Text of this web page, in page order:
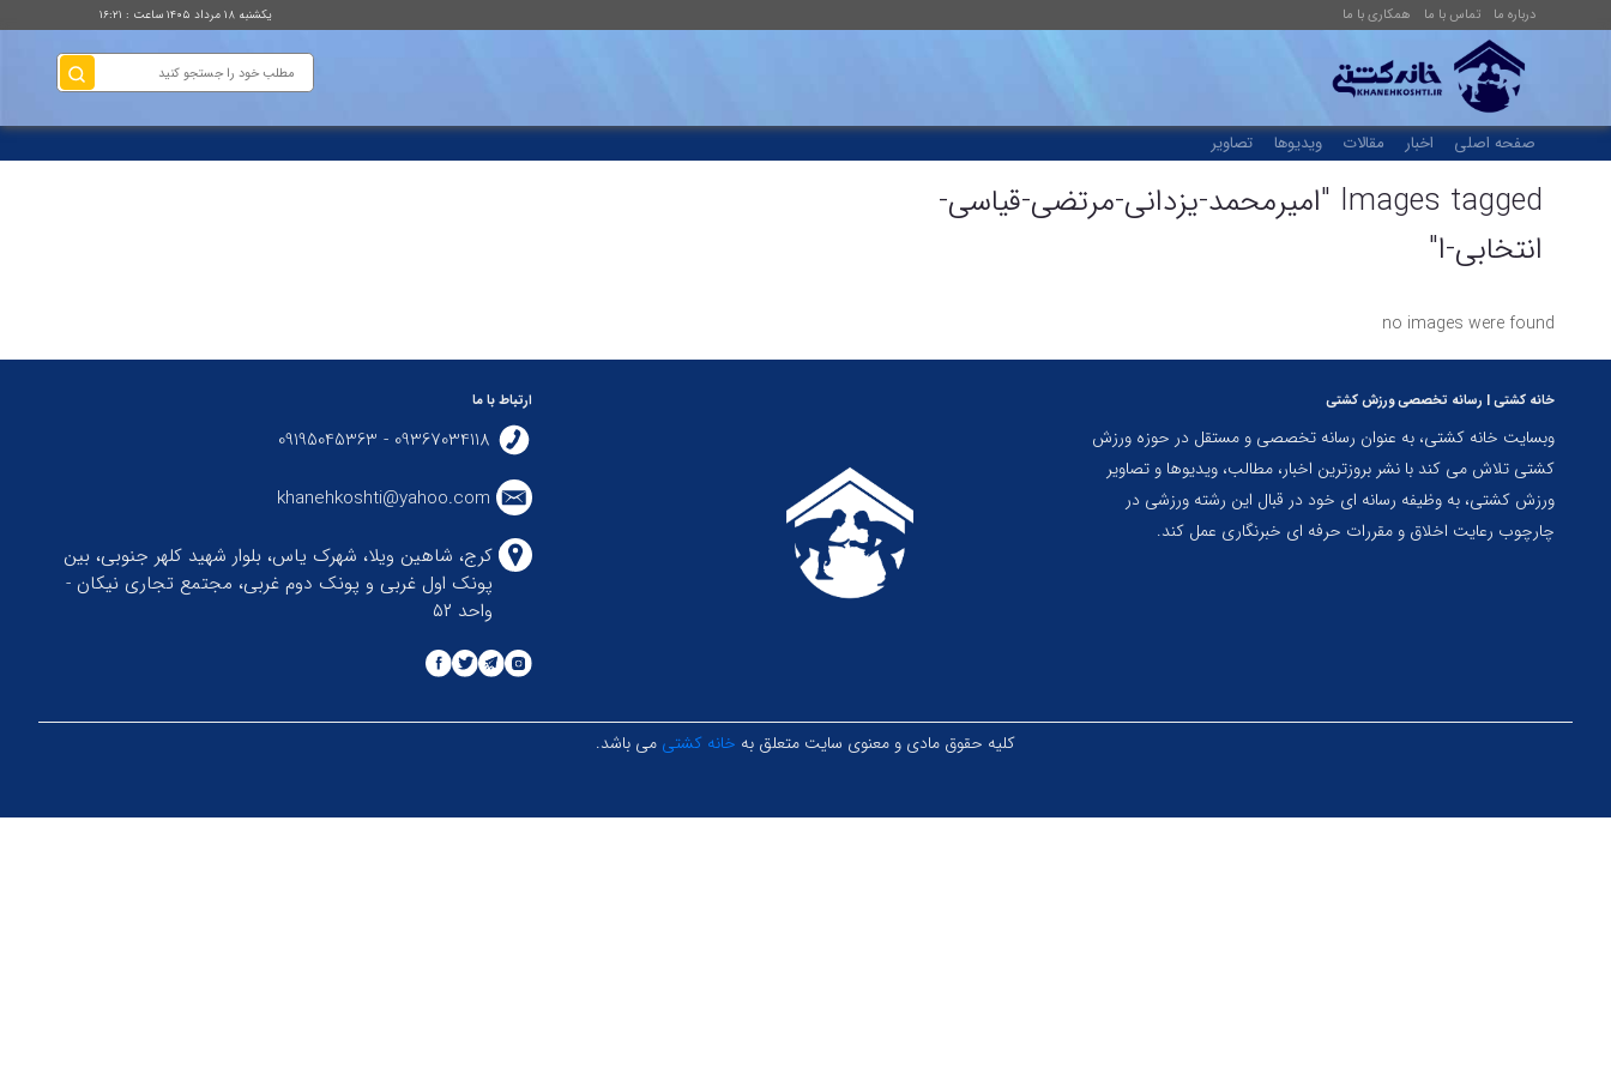
درباره ما تماس با ما همکاری با ما یکشنبه ۱۸ مرداد ۱۴۰۵ ساعت : ۱۶:۲۱
صفحه اصلی اخبار مقالات ویدیوها تصاویر
Images tagged "امیرمحمد-یزدانی-مرتضی-قیاسی-
انتخابی-ا"
no images were found
خانه کشتی | رسانه تخصصی ورزش کشتی
وبسایت خانه کشتی، به عنوان رسانه تخصصی و مستقل در حوزه ورزش
کشتی تلاش می کند با نشر بروزترین اخبار، مطالب، ویدیوها و تصاویر
ورزش کشتی، به وظیفه رسانه ای خود در قبال این رشته ورزشی در
چارچوب رعایت اخلاق و مقررات حرفه ای خبرنگاری عمل کند.
ارتباط با ما
09367034118 - 09195045363
khanehkoshti@yahoo.com
کرج، شاهین ویلا، شهرک یاس، بلوار شهید کلهر جنوبی، بین
پونک اول غربی و پونک دوم غربی، مجتمع تجاری نیکان -
واحد ۵۲
کلیه حقوق مادی و معنوی سایت متعلق به خانه کشتی می باشد.